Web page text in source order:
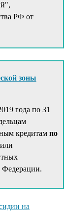
РФ от
зоны
года по 31
кредитам по
Федерации.
на